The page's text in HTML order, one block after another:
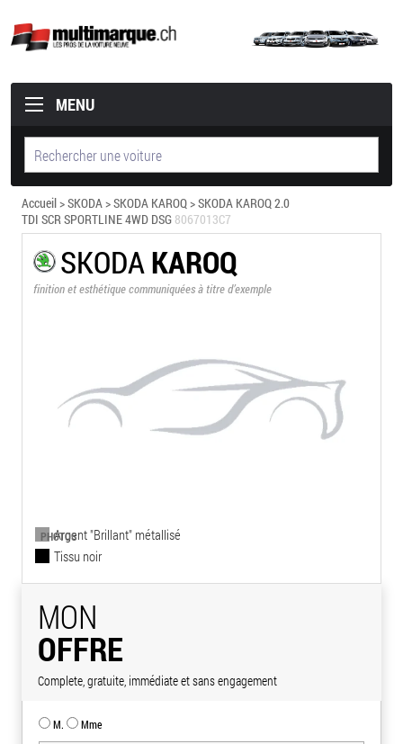
MENU
Accueil>SKODA>SKODA KAROQ> SKODA KAROQ 2.0
TDI SCR SPORTLINE 4WD DSG 8067013C7
SKODAKAROQ
finition et esthétique communiquées à titre d’exemple
PHOTOS
Argent "Brillant" métallisé
Tissu noir
MON
OFFRE
Complete, gratuite, immédiate et sans engagement
M. Mme